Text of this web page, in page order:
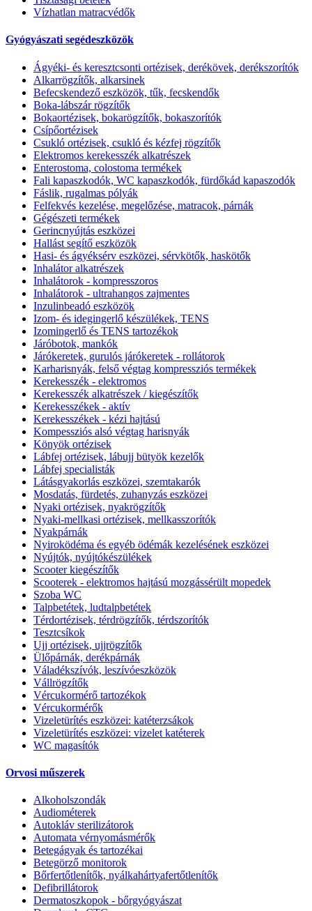
Vízhatlan matracvédők
Gyógyászati segédeszközök
Ágyéki- és keresztcsonti ortézisek, derékövek, derékszorítók
Alkarrögzítők, alkarsinek
Befecskendező eszközök, tűk, fecskendők
Boka-lábszár rögzítők
Bokaortézisek, bokarögzítők, bokaszorítók
Csípőortézisek
Csukló ortézisek, csukló és kézfej rögzítők
Elektromos kerekesszék alkatrészek
Enterostoma, colostoma termékek
Fali kapaszkodók, WC kapaszkodók, fürdőkád kapaszodók
Fáslik, rugalmas pólyák
Felfekvés kezelése, megelőzése, matracok, párnák
Gégészeti termékek
Gerincnyújtás eszközei
Hallást segítő eszközök
Hasi- és ágyéksérv eszközei, sérvkötők, haskötők
Inhalátor alkatrészek
Inhalátorok - kompresszoros
Inhalátorok - ultrahangos zajmentes
Inzulinbeadó eszközök
Izom- és idegingerlő készülékek, TENS
Izomingerlő és TENS tartozékok
Járóbotok, mankók
Járókeretek, gurulós járókeretek - rollátorok
Karharisnyák, felső végtag kompressziós termékek
Kerekesszék - elektromos
Kerekesszék alkatrészek / kiegészítők
Kerekesszékek - aktív
Kerekesszékek - kézi hajtású
Kompessziós alsó végtag harisnyák
Könyök ortézisek
Lábfej ortézisek, lábujj bütyök kezelők
Lábfej specialisták
Látásgyakorlás eszközei, szemtakarók
Mosdatás, fürdetés, zuhanyzás eszközei
Nyaki ortézisek, nyakrögzítők
Nyaki-mellkasi ortézisek, mellkasszorítók
Nyakpárnák
Nyiroködéma és egyéb ödémák kezelésének eszközei
Nyújtók, nyújtókészülékek
Scooter kiegészítők
Scooterek - elektromos hajtású mozgássérült mopedek
Szoba WC
Talpbetétek, ludtalpbetétek
Térdortézisek, térdrögzítők, térdszorítók
Tesztcsíkok
Ujj ortézisek, ujjrögzítők
Ülőpárnák, derékpárnák
Váladékszívók, leszívóeszközök
Vállrögzítők
Vércukormérő tartozékok
Vércukormérők
Vizeletürítés eszközei: katéterzsákok
Vizeletürítés eszközei: vizelet katéterek
WC magasítók
Orvosi műszerek
Alkoholszondák
Audiométerek
Autokláv sterilizátorok
Automata vérnyomásmérők
Betegágyak és tartozékai
Betegörző monitorok
Bőrfertőtlenítők, nyálkahártyafertőtlenítők
Defibrillátorok
Dermatoszkopok - bőrgyógyászat